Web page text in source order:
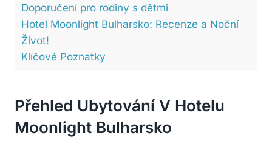
Doporučení pro rodiny s dětmi
Hotel Moonlight Bulharsko: Recenze a Noční
Život!
Klíčové Poznatky
Přehled Ubytování V Hotelu
Moonlight Bulharsko